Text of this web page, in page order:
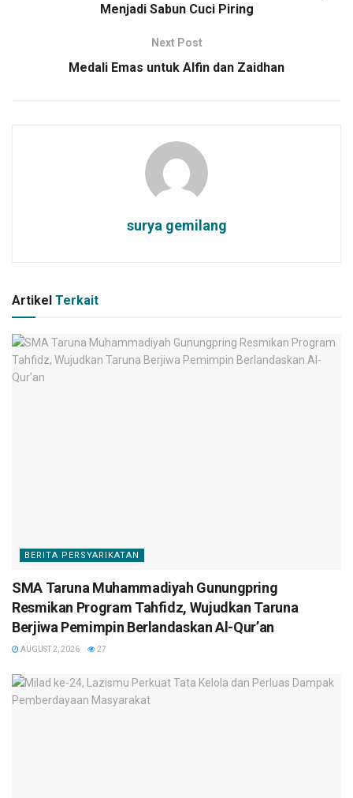
Menjadi Sabun Cuci Piring
Next Post
Medali Emas untuk Alfin dan Zaidhan
surya gemilang
Artikel Terkait
BERITA PERSYARIKATAN
SMA Taruna Muhammadiyah Gunungpring
Resmikan Program Tahfidz, Wujudkan Taruna
Berjiwa Pemimpin Berlandaskan Al-Qur’an
AUGUST 2, 2026 27